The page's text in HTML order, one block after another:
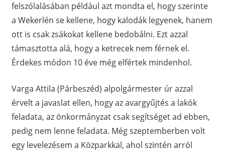
felszólalásában például azt mondta el, hogy szerinte
a Wekerlén se kellene, hogy kalodák legyenek, hanem
ott is csak zsákokat kellene bedobálni. Ezt azzal
támasztotta alá, hogy a ketrecek nem férnek el.
Érdekes módon 10 éve még elfértek mindenhol.
Varga Attila (Párbeszéd) alpolgármester úr azzal
érvelt a javaslat ellen, hogy az avargyűjtés a lakók
feladata, az önkormányzat csak segítséget ad ebben,
pedig nem lenne feladata. Még szeptemberben volt
egy levelezésem a Közparkkal, ahol szintén arról